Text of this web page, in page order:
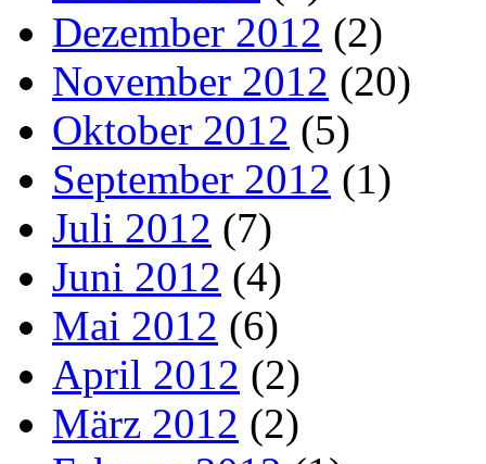
Dezember 2012 (2)
November 2012 (20)
Oktober 2012 (5)
September 2012 (1)
Juli 2012 (7)
Juni 2012 (4)
Mai 2012 (6)
April 2012 (2)
März 2012 (2)